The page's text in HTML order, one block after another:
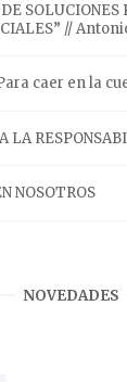
SOLUCIONES
//
caer en la
LA
NOSOTROS
NOVEDADES